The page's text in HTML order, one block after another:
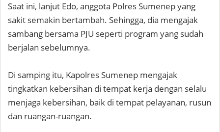
Saat ini, lanjut Edo, anggota Polres Sumenep yang
sakit semakin bertambah. Sehingga, dia mengajak
sambang bersama PJU seperti program yang sudah
berjalan sebelumnya.
Di samping itu, Kapolres Sumenep mengajak
tingkatkan kebersihan di tempat kerja dengan selalu
menjaga kebersihan, baik di tempat pelayanan, rusun
dan ruangan-ruangan.